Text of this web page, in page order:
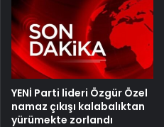
YENİ Parti lideri Özgür Özel
namaz çıkışı kalabalıktan
yürümekte zorlandı